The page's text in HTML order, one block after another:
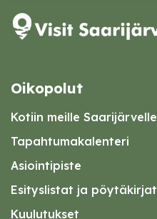
Oikopolut
Kotiin meille Saarijärvelle
Tapahtumakalenteri
Asiointipiste
Esityslistat ja pöytäkirjat
Kuulutukset